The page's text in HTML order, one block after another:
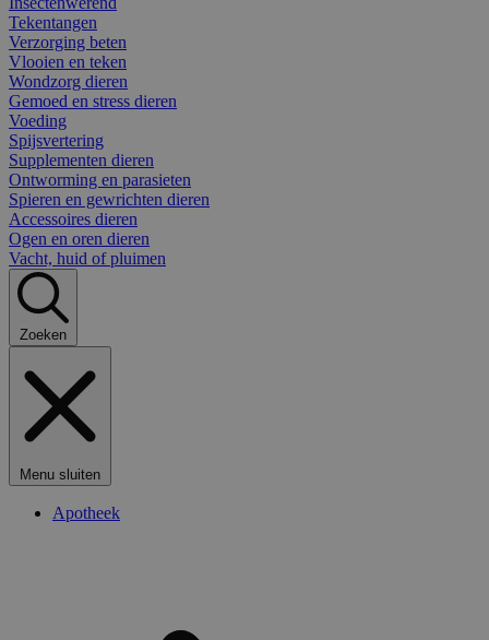
Tekentangen
Verzorging beten
Vlooien en teken
Wondzorg dieren
Gemoed en stress dieren
Voeding
Spijsvertering
Supplementen dieren
Ontworming en parasieten
Spieren en gewrichten dieren
Accessoires dieren
Ogen en oren dieren
Vacht, huid of pluimen
Zoeken
Menu sluiten
Apotheek